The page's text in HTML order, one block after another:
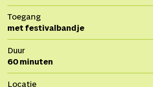
Toegang
met festivalbandje
Duur
60 minuten
Locatie